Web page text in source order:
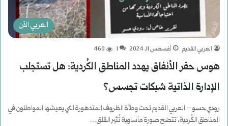
العربي الآن
العربي القديم أغسطس 11, 2024 1
460
هوس حفر الأنفاق يهدد المناطق الكُردية: هل تستجلب
الإدارة الذاتية شبكات تجسس؟
رودي حسو – العربي القديم تحت وطأة الظروف المتدهورة التي يعيشها المواطنون في
المناطق الكُردية، تتضح صورة مأساوية تُثير القلق…